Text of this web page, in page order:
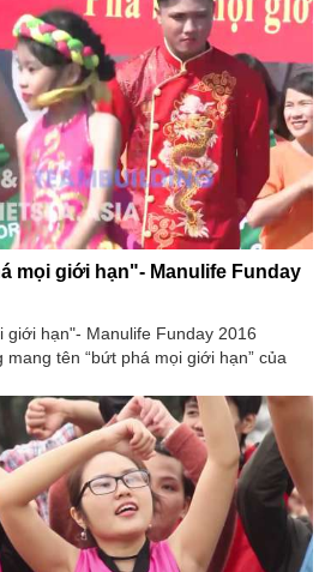
mọi giới hạn"- Manulife Funday
giới hạn"- Manulife Funday 2016
tên “bứt phá mọi giới hạn” của